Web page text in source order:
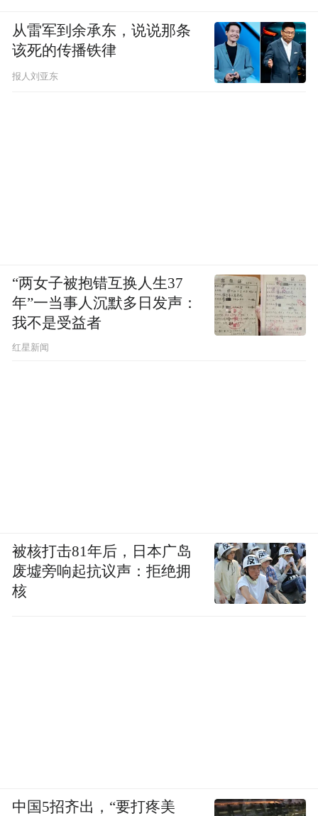
从雷军到余承东，说说那条
该死的传播铁律
报人刘亚东
“两女子被抱错互换人生37
年”一当事人沉默多日发声：
我不是受益者
红星新闻
被核打击81年后，日本广岛
废墟旁响起抗议声：拒绝拥
核
中国5招齐出，“要打疼美